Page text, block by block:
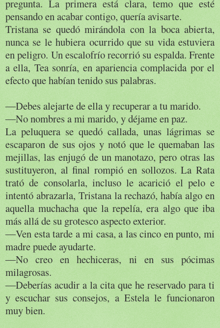
pregunta. La primera está clara, temo que esté
pensando en acabar contigo, quería avisarte.
Tristana se quedó mirándola con la boca abierta,
nunca se le hubiera ocurrido que su vida estuviera
en peligro. Un escalofrío recorrió su espalda. Frente
a ella, Tea sonría, en apariencia complacida por el
efecto que habían tenido sus palabras.
―Debes alejarte de ella y recuperar a tu marido.
―No nombres a mi marido, y déjame en paz.
La peluquera se quedó callada, unas lágrimas se
escaparon de sus ojos y notó que le quemaban las
mejillas, las enjugó de un manotazo, pero otras las
sustituyeron, al final rompió en sollozos. La Rata
trató de consolarla, incluso le acarició el pelo e
intentó abrazarla, Tristana la rechazó, había algo en
aquella muchacha que la repelía, era algo que iba
más allá de su grotesco aspecto exterior.
―Ven esta tarde a mi casa, a las cinco en punto, mi
madre puede ayudarte.
―No creo en hechiceras, ni en sus pócimas
milagrosas.
―Deberías acudir a la cita que he reservado para ti
y escuchar sus consejos, a Estela le funcionaron
muy bien.